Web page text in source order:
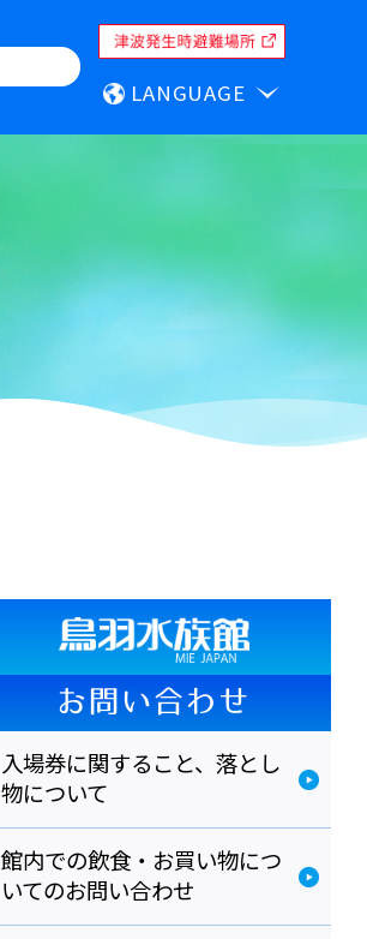
LANGUAGE
お問い合わせ
入場券に関すること、落とし
物について
館内での飲食・お買い物につ
いてのお問い合わせ